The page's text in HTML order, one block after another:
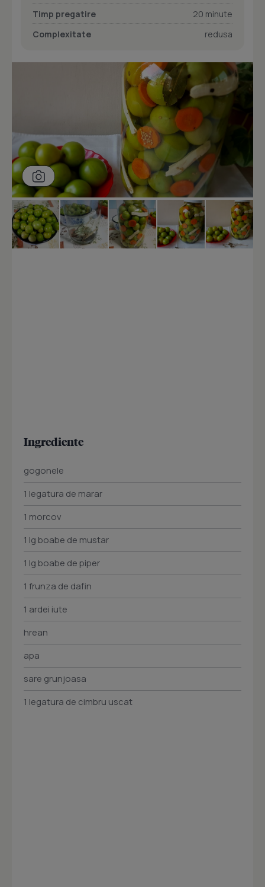
Timp pregatire
20 minute
Complexitate
redusa
Ingrediente
gogonele
1 legatura de marar
1 morcov
1 lg boabe de mustar
1 lg boabe de piper
1 frunza de dafin
1 ardei iute
hrean
apa
sare grunjoasa
1 legatura de cimbru uscat